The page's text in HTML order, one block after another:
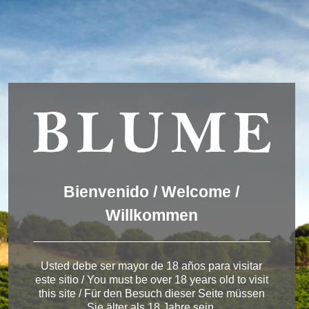
DEUTSCH
ESPAÑOL
< Bodega de Toro
Wir verwenden Cookies, um dir die bestmögliche Erfahrung auf
unserer Website zu bieten.
You can find out more about which cookies we are using or
Bienvenido / Welcome /
Willkommen
Usted debe ser mayor de 18 años para visitar
este sitio / You must be over 18 years old to visit
this site / Für den Besuch dieser Seite müssen